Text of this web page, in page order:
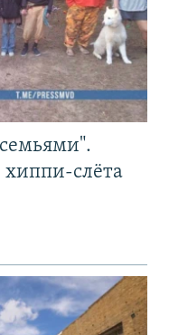
хиппи-слёта